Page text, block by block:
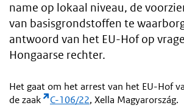
name op lokaal niveau, de
van basisgrondstoffen te
antwoord van het EU-Hof op
Hongaarse rechter.
Het gaat om het arrest van het EU-Hof
de zaak
C-106/22, Xella Magyarország.